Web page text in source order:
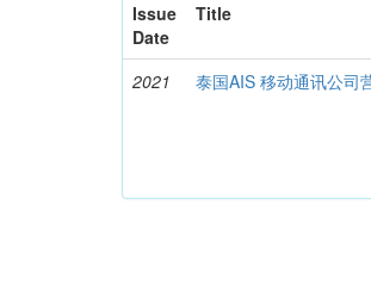
Issue
Date
Title
2021 泰国AIS 移动通讯公司